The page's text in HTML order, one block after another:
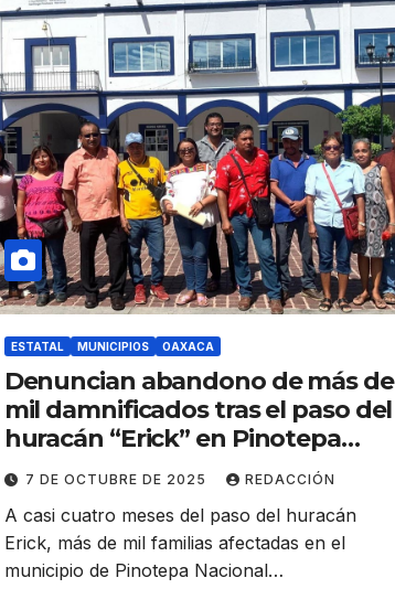
ESTATAL MUNICIPIOS OAXACA
Denuncian abandono de más de
mil damnificados tras el paso del
huracán “Erick” en Pinotepa
Nacional
7 DE OCTUBRE DE 2025 REDACCIÓN
A casi cuatro meses del paso del huracán
Erick, más de mil familias afectadas en el
municipio de Pinotepa Nacional…